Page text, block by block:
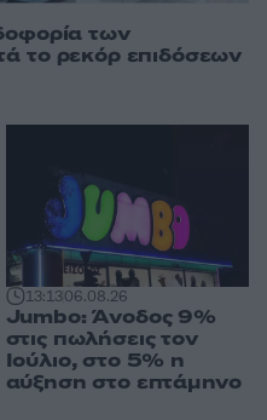
των
το ρεκόρ επιδόσεων
13:1306.08.26
Jumbo: Άνοδος 9%
στις πωλήσεις τον
Ιούλιο, στο 5% η
αύξηση στο επτάμηνο